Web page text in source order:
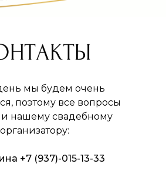
мы будем очень
поэтому все вопросы
нашему свадебному
организатору:
+7 (937)-015-13-33